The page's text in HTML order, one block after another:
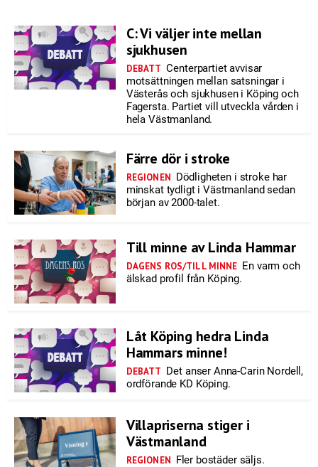
C: Vi väljer inte mellan
sjukhusen
DEBATT Centerpartiet avvisar
motsättningen mellan satsningar i
Västerås och sjukhusen i Köping och
Fagersta. Partiet vill utveckla vården i
hela Västmanland.
Färre dör i stroke
REGIONEN Dödligheten i stroke har
minskat tydligt i Västmanland sedan
början av 2000-talet.
Till minne av Linda Hammar
DAGENS ROS/TILL MINNE En varm och
älskad profil från Köping.
Låt Köping hedra Linda
Hammars minne!
DEBATT Det anser Anna-Carin Nordell,
ordförande KD Köping.
Villapriserna stiger i
Västmanland
REGIONEN Fler bostäder säljs.